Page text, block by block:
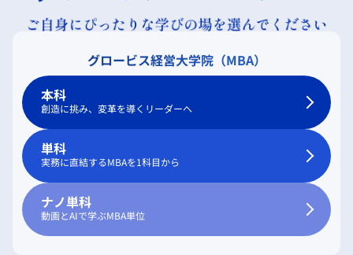
グロービス経営大学院（MBA）
本科
創造に挑み、変革を導くリーダーへ
単科
実務に直結するMBAを1科目から
ナノ単科
動画とAIで学ぶMBA単位